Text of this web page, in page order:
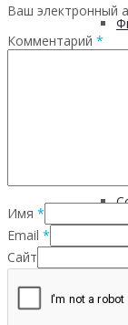
Ваш электронный
Комментарий *
Имя *
Email *
Сайт